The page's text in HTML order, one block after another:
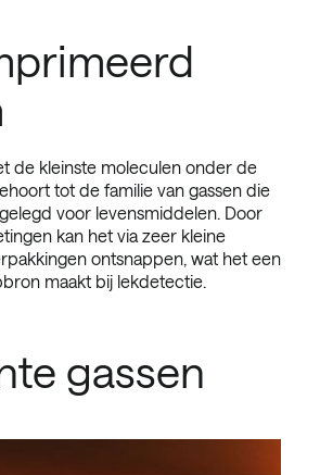
de kleinste moleculen onder de
tot de familie van gassen die
voor levensmiddelen. Door
kan het via zeer kleine
ontsnappen, wat het een
maakt bij lekdetectie.
gassen